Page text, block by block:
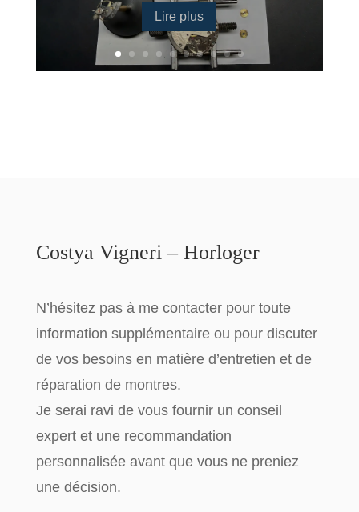
Lire plus
Costya Vigneri – Horloger
N’hésitez pas à me contacter pour toute
information supplémentaireou pour discuter
de vos besoins en matière d’entretien et de
réparation de montres.
Je serai ravi de vous fournir un conseil
expertet une recommandation
personnalisée avant que vous ne preniez
une décision.